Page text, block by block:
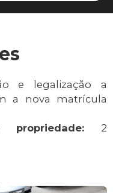
e legalização a
a nova matrícula
propriedade: 2